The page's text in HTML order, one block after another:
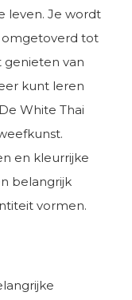
leven. Je wordt
omgetoverd tot
genieten van
kunt leren
White Thai
en kleurrijke
belangrijk
vormen.